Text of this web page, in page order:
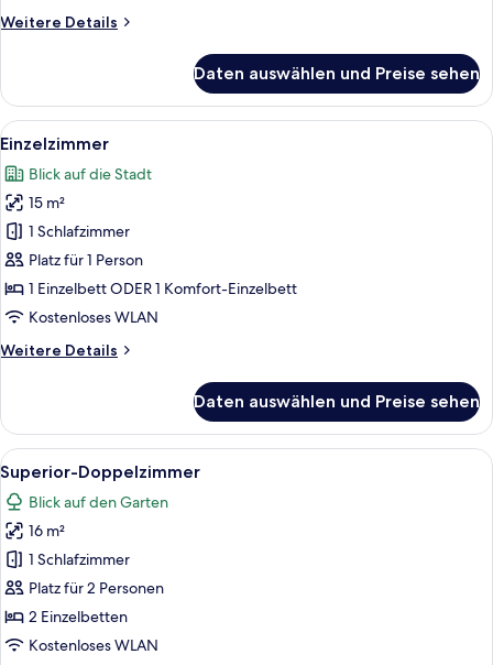
+
anzeigen
Weitere Details
Weitere
Suite
(Spa
Access,
Adults
+
Chlid)
Daten auswählen und Preise sehen
Alle
Fotos
für
Einzelzimmer
anzeigen
Ein modernes Hotelzimmer mit
5
Einzelzimmer
Blick auf die Stadt
15 m²
1 Schlafzimmer
Platz für 1 Person
1 Einzelbett ODER 1 Komfort-Einzelbett
Kostenloses WLAN
Weitere Details
Weitere
Daten auswählen und Preise sehen
Alle
Fotos
für
Superior-
Doppelzimmer
anzeigen
Ein modernes Hotelzimmer mit
6
Superior-Doppelzimmer
Blick auf den Garten
16 m²
1 Schlafzimmer
Platz für 2 Personen
2 Einzelbetten
Kostenloses WLAN